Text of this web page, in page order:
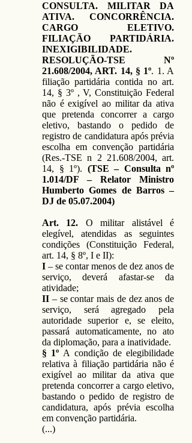
CONSULTA. MILITAR DA
ATIVA. CONCORRÊNCIA.
CARGO ELETIVO.
FILIAÇÃO PARTIDÁRIA.
INEXIGIBILIDADE.
RESOLUÇÃO-TSE Nº
21.608/2004, ART. 14, § 1º. 1. A
filiação partidária contida no art.
14, § 3º , V, Constituição Federal
não é exigível ao militar da ativa
que pretenda concorrer a cargo
eletivo, bastando o pedido de
registro de candidatura após prévia
escolha em convenção partidária
(Res.-TSE n 2 21.608/2004, art.
14, § 1º). (TSE – Consulta nº
1.014/DF – Relator Ministro
Humberto Gomes de Barros –
DJ de 05.07.2004)
Art. 12. O militar alistável é
elegível, atendidas as seguintes
condições (Constituição Federal,
art. 14, § 8º, I e II):
I – se contar menos de dez anos de
serviço, deverá afastar-se da
atividade;
II – se contar mais de dez anos de
serviço, será agregado pela
autoridade superior e, se eleito,
passará automaticamente, no ato
da diplomação, para a inatividade.
§ 1º A condição de elegibilidade
relativa à filiação partidária não é
exigível ao militar da ativa que
pretenda concorrer a cargo eletivo,
bastando o pedido de registro de
candidatura, após prévia escolha
em convenção partidária.
(...)